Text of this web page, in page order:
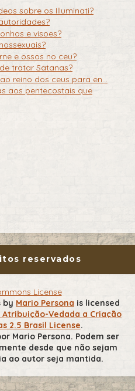
sobre os Illuminati?
e visoes?
e ossos no ceu?
tratar Satanas?
reino dos ceus para en...
aos pentecostais que
reservados
by Mario Persona is licensed
Vedada a Criação
2.5 Brasil License.
Mario Persona. Podem ser
desde que não sejam
ao autor seja mantida.